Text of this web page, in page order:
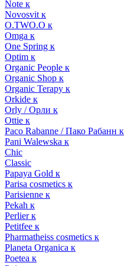
Note к
Novosvit к
O.TWO.O к
Omga к
One Spring к
Optim к
Organic People к
Organic Shop к
Organic Terapy к
Orkide к
Orly / Орли к
Ottie к
Paco Rabanne / Пако Рабанн к
Pani Walewska к
Chic
Classic
Papaya Gold к
Parisa cosmetics к
Parisienne к
Pekah к
Perlier к
Petitfee к
Pharmatheiss cosmetics к
Planeta Organica к
Poetea к